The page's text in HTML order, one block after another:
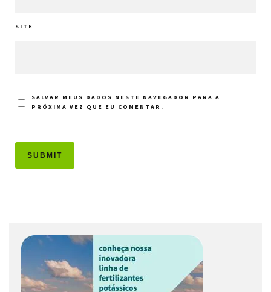
SITE
SALVAR MEUS DADOS NESTE NAVEGADOR PARA A
PRÓXIMA VEZ QUE EU COMENTAR.